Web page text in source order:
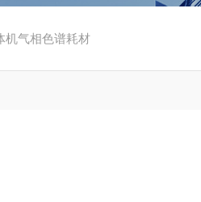
机气相色谱耗材